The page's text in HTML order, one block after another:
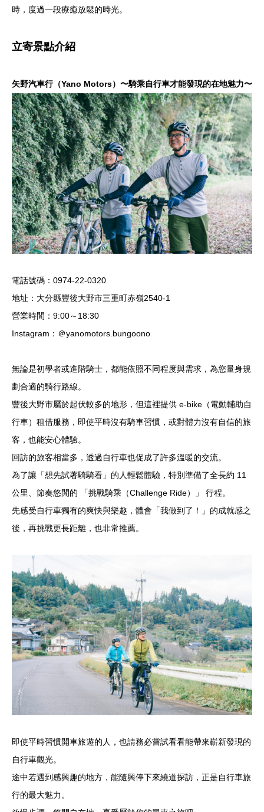
時，度過一段療癒放鬆的時光。
立寄景點介紹
矢野汽車行（Yano Motors）〜騎乘自行車才能發現的在地魅力〜
電話號碼：0974-22-0320
地址：大分縣豐後大野市三重町赤嶺2540-1
營業時間：9:00～18:30
Instagram：＠yanomotors.bungoono
無論是初學者或進階騎士，都能依照不同程度與需求，為您量身規
劃合適的騎行路線。
豐後大野市屬於起伏較多的地形，但這裡提供 e-bike（電動輔助自
行車）租借服務，即使平時沒有騎車習慣，或對體力沒有自信的旅
客，也能安心體驗。
回訪的旅客相當多，透過自行車也促成了許多溫暖的交流。
為了讓「想先試著騎騎看」的人輕鬆體驗，特別準備了全長約 11
公里、節奏悠閒的 「挑戰騎乘（Challenge Ride）」 行程。
先感受自行車獨有的爽快與樂趣，體會「我做到了！」的成就感之
後，再挑戰更長距離，也非常推薦。
即使平時習慣開車旅遊的人，也請務必嘗試看看能帶來嶄新發現的
自行車觀光。
途中若遇到感興趣的地方，能隨興停下來繞道探訪，正是自行車旅
行的最大魅力。